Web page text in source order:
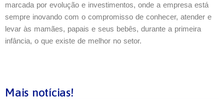
marcada por evolução e investimentos, onde a empresa está
sempre inovando com o compromisso de conhecer, atender e
levar às mamães, papais e seus bebês, durante a primeira
infância, o que existe de melhor no setor.
Mais notícias!